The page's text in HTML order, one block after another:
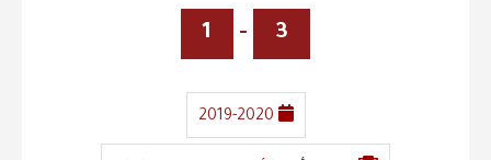
3
-
1
2019-2020